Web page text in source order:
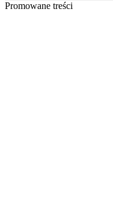
Promowane treści